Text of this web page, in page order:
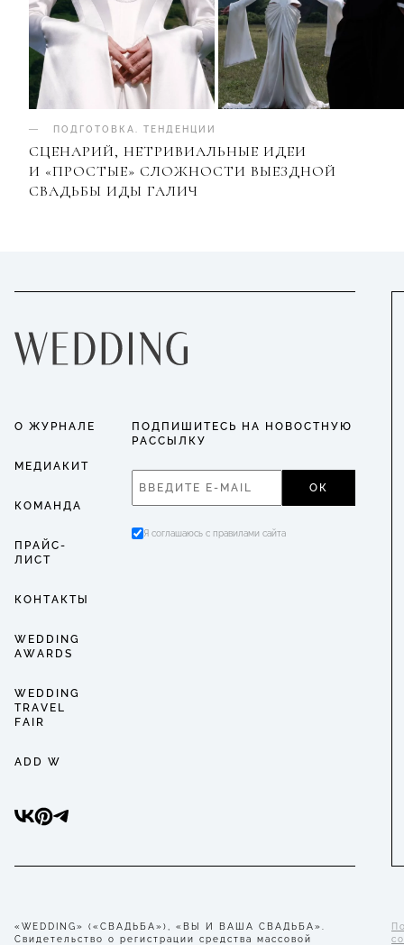
ПОДГОТОВКА ТЕНДЕНЦИИ
СЦЕНАРИЙ, НЕТРИВИАЛЬНЫЕ ИДЕИ
И «ПРОСТЫЕ» СЛОЖНОСТИ ВЫЕЗДНОЙ
СВАДЬБЫ ИДЫ ГАЛИЧ
О ЖУРНАЛЕ
МЕДИАКИТ
КОМАНДА
ПРАЙС-
ЛИСТ
КОНТАКТЫ
WEDDING
AWARDS
WEDDING
TRAVEL
FAIR
ADD W
ПОДПИШИТЕСЬ НА НОВОСТНУЮ
РАССЫЛКУ
ОК
Я соглашаюсь с правилами сайта
«WEDDING» («СВАДЬБА»), «ВЫ И ВАША СВАДЬБА».
Свидетельство о регистрации средства массовой